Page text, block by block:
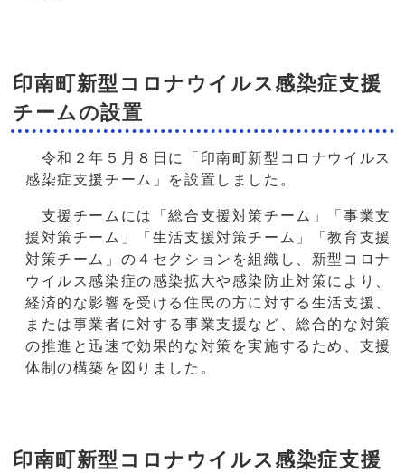
印南町新型コロナウイルス感染症支援
チームの設置
令和２年５月８日に「印南町新型コロナウイルス
感染症支援チーム」を設置しました。
支援チームには「総合支援対策チーム」「事業支
援対策チーム」「生活支援対策チーム」「教育支援
対策チーム」の４セクションを組織し、新型コロナ
ウイルス感染症の感染拡大や感染防止対策により、
経済的な影響を受ける住民の方に対する生活支援、
または事業者に対する事業支援など、総合的な対策
の推進と迅速で効果的な対策を実施するため、支援
体制の構築を図りました。
印南町新型コロナウイルス感染症支援